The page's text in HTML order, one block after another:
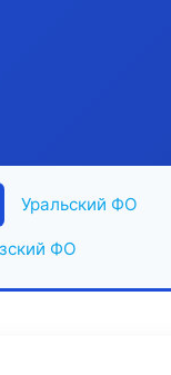
Уральский ФО
ФО